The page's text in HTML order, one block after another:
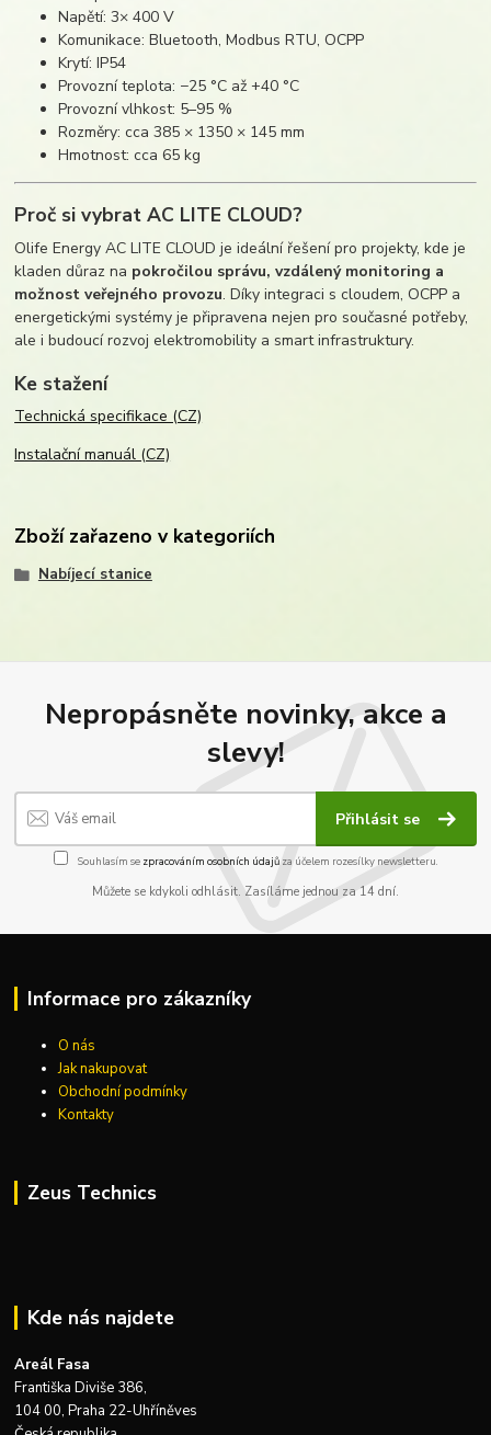
Napětí: 3× 400 V
Komunikace: Bluetooth, Modbus RTU, OCPP
Krytí: IP54
Provozní teplota: −25 °C až +40 °C
Provozní vlhkost: 5–95 %
Rozměry: cca 385 × 1350 × 145 mm
Hmotnost: cca 65 kg
Proč si vybrat AC LITE CLOUD?
Olife Energy AC LITE CLOUD je ideální řešení pro projekty, kde je
kladen důraz na pokročilou správu, vzdálený monitoring a
možnost veřejného provozu. Díky integraci s cloudem, OCPP a
energetickými systémy je připravena nejen pro současné potřeby,
ale i budoucí rozvoj elektromobility a smart infrastruktury.
Ke stažení
Technická specifikace (CZ)
Instalační manuál (CZ)
Zboží zařazeno v kategoriích
Nabíjecí stanice
Nepropásněte novinky, akce a
slevy!
Přihlásit se
Souhlasím se zpracováním osobních údajůza účelem rozesílky newsletteru.
Můžete se kdykoli odhlásit. Zasíláme jednou za 14 dní.
Informace pro zákazníky
O nás
Jak nakupovat
Obchodní podmínky
Kontakty
Zeus Technics
Kde nás najdete
Areál Fasa
Františka Diviše 386,
104 00, Praha 22-Uhříněves